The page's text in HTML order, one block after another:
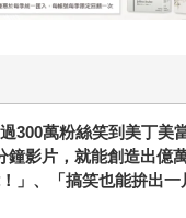
300萬粉絲笑到美丁美
鐘影片，就能創造出億
」、「搞笑也能拚出一